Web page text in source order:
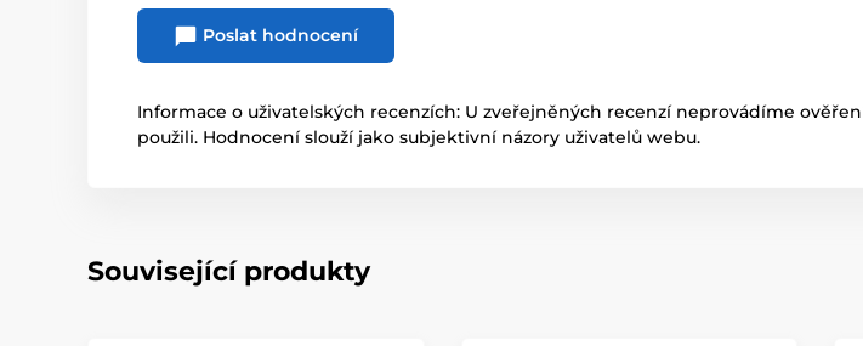
Poslat hodnocení
Informace o uživatelských recenzích: U zveřejněných recenzí neprovádíme
použili. Hodnocení slouží jako subjektivní názory uživatelů webu.
Související produkty